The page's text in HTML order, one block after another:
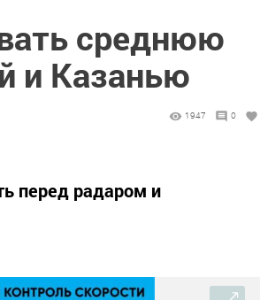
среднюю
и Казанью
1947 0
перед радаром и